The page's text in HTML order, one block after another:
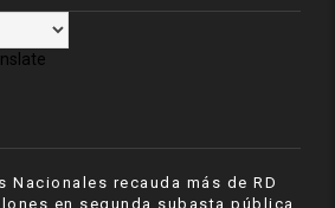
Nacionales recauda más de RD
en segunda subasta pública